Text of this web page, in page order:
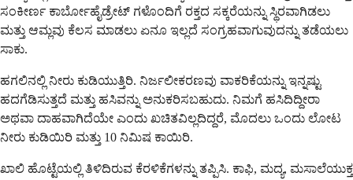
ಸಂಕೀರ್ಣ ಕಾರ್ಬೋಹೈಡ್ರೇಟ್ ಗಳೊಂದಿಗೆ ರಕ್ತದ ಸಕ್ಕರೆಯನ್ನು ಸ್ಥಿರವಾಗಿಡಲು
ಮತ್ತು ಆಮ್ಲವು ಕೆಲಸ ಮಾಡಲು ಏನೂ ಇಲ್ಲದೆ ಸಂಗ್ರಹವಾಗುವುದನ್ನು ತಡೆಯಲು
ಸಾಕು.
ಹಗಲಿನಲ್ಲಿ ನೀರು ಕುಡಿಯುತ್ತಿರಿ. ನಿರ್ಜಲೀಕರಣವು ವಾಕರಿಕೆಯನ್ನು ಇನ್ನಷ್ಟು
ಹದಗೆಡಿಸುತ್ತದೆ ಮತ್ತು ಹಸಿವನ್ನು ಅನುಕರಿಸಬಹುದು. ನಿಮಗೆ ಹಸಿದಿದ್ದೀರಾ
ಅಥವಾ ದಾಹವಾಗಿದೆಯೇ ಎಂದು ಖಚಿತವಿಲ್ಲದಿದ್ದರೆ, ಮೊದಲು ಒಂದು ಲೋಟ
ನೀರು ಕುಡಿಯಿರಿ ಮತ್ತು 10 ನಿಮಿಷ ಕಾಯಿರಿ.
ಖಾಲಿ ಹೊಟ್ಟೆಯಲ್ಲಿ ತಿಳಿದಿರುವ ಕೆರಳಿಕೆಗಳನ್ನು ತಪ್ಪಿಸಿ. ಕಾಫಿ, ಮದ್ಯ, ಮಸಾಲೆಯುಕ್ತ